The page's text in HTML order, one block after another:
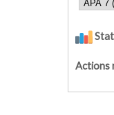
Actions